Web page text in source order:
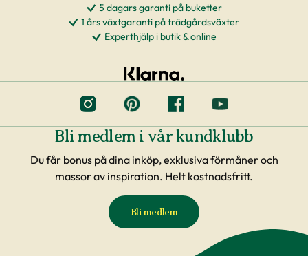
5 dagars garanti på buketter
1 års växtgaranti på trädgårdsväxter
Experthjälp i butik & online
Bli medlem i vår kundklubb
Du får bonus på dina inköp, exklusiva förmåner och
massor av inspiration. Helt kostnadsfritt.
Bli medlem